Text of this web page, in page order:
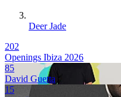
Deer Jade
202
Openings Ibiza 2026
85
David Guetta
15